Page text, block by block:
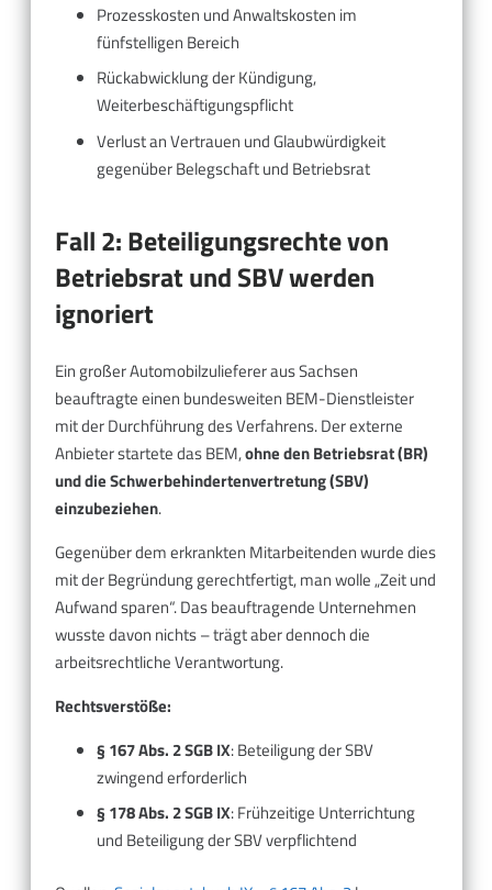
Prozesskosten und Anwaltskosten im
fünfstelligen Bereich
Rückabwicklung der Kündigung,
Weiterbeschäftigungspflicht
Verlust an Vertrauen und Glaubwürdigkeit
gegenüber Belegschaft und Betriebsrat
Fall 2: Beteiligungsrechte von
Betriebsrat und SBV werden
ignoriert
Ein großer Automobilzulieferer aus Sachsen
beauftragte einen bundesweiten BEM-Dienstleister
mit der Durchführung des Verfahrens. Der externe
Anbieter startete das BEM,ohne den Betriebsrat (BR)
und die Schwerbehindertenvertretung (SBV)
einzubeziehen.
Gegenüber dem erkrankten Mitarbeitenden wurde dies
mit der Begründung gerechtfertigt, man wolle „Zeit und
Aufwand sparen“. Das beauftragende Unternehmen
wusste davon nichts – trägt aber dennoch die
arbeitsrechtliche Verantwortung.
Rechtsverstöße:
§ 167 Abs. 2 SGB IX: Beteiligung der SBV
zwingend erforderlich
§ 178 Abs. 2 SGB IX: Frühzeitige Unterrichtung
und Beteiligung der SBV verpflichtend